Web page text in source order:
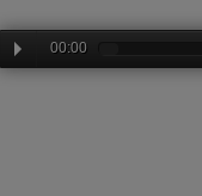
00:00